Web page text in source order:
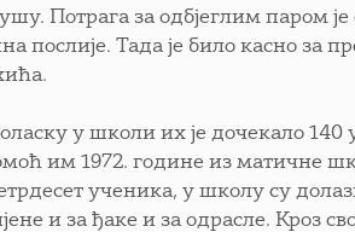
Потрага за одбјеглим паром
послије. Тада је било касно за
у школи их је дочекало
им 1972. године из матичне
ученика, у школу су
и за ђаке и за одрасле. Кроз